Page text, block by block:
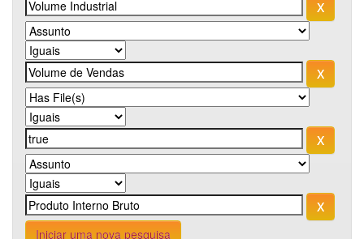
Iniciar uma nova pesquisa